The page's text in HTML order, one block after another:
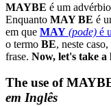
MAYBE é um
Enquanto MAY BE é
em que MAY (pode) é
o termo BE, neste
frase. Now, let's take a
The use of
em Inglês